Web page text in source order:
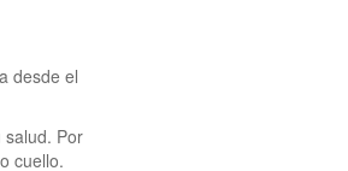
desde el
Por
cuello.